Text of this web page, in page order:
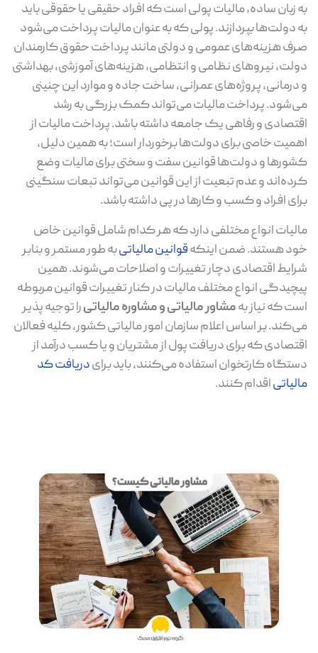
به زبان ساده، مالیات پولی است که افراد حقیقی یا حقوقی باید
به دولت‌ها بپردازند. پولی که به عنوان مالیات پرداخت می‌شود
صرف هزینه‌های عمومی و دولتی مانند پرداخت حقوق کارمندان
دولت، نیروهای نظامی و انتظامی، هزینه‌های آموزشی، بهداشتی
و درمانی، پروژه‌های عمرانی، ساخت جاده و موارد این چنینی
می‌شود. پرداخت مالیات می‌تواند کمک بزرگی به رشد
اقتصادی و رفاهی یک جامعه داشته باشد. پرداخت مالیات از
اهمیت خاصی برای دولت‌ها برخوردار است؛ به همین دلیل،
کشورها و دولت‌ها قوانین سفت و سختی برای مالیات وضع
کرده‌اند و عدم تبعیت از این قوانین می‌تواند تبعات سنگینی
برای افراد و کسب و کارها در پی داشته باشد.
مالیات انواع مختلفی دارد که هر کدام شامل قوانین خاص
خود هستند. ضمن اینکهقوانین مالیاتیبه طور مستمر و بنابر
شرایط اقتصادی دچار تغییرات و اصلاحات می‌شوند. همین
پیچیدگی انواع مختلف مالیات در کنار تغییرات قوانین مربوطه
است که نیاز بهمشاور مالیاتی و مشاوره مالیاتیرا توجیه پذیر
می‌کند. بر اساس اعلام سازمان امور مالیاتی کشور، کلیه فعالان
اقتصادی که برای دریافت پول از مشتریان و یا کسب درآمد از
دستگاه کارتخوان استفاده می‌کنند، باید برایدریافت کد
مالیاتیاقدام کنند.